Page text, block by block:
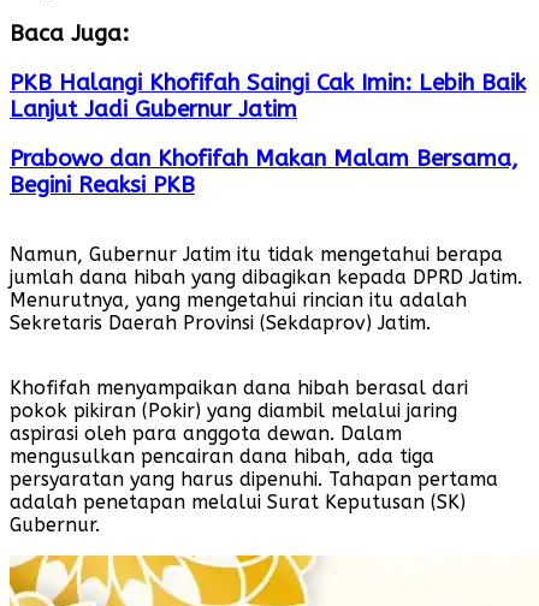
Baca Juga:
PKB Halangi Khofifah Saingi Cak Imin: Lebih Baik
Lanjut Jadi Gubernur Jatim
Prabowo dan Khofifah Makan Malam Bersama,
Begini Reaksi PKB
Namun, Gubernur Jatim itu tidak mengetahui berapa
jumlah dana hibah yang dibagikan kepada DPRD Jatim.
Menurutnya, yang mengetahui rincian itu adalah
Sekretaris Daerah Provinsi (Sekdaprov) Jatim.
Khofifah menyampaikan dana hibah berasal dari
pokok pikiran (Pokir) yang diambil melalui jaring
aspirasi oleh para anggota dewan. Dalam
mengusulkan pencairan dana hibah, ada tiga
persyaratan yang harus dipenuhi. Tahapan pertama
adalah penetapan melalui Surat Keputusan (SK)
Gubernur.